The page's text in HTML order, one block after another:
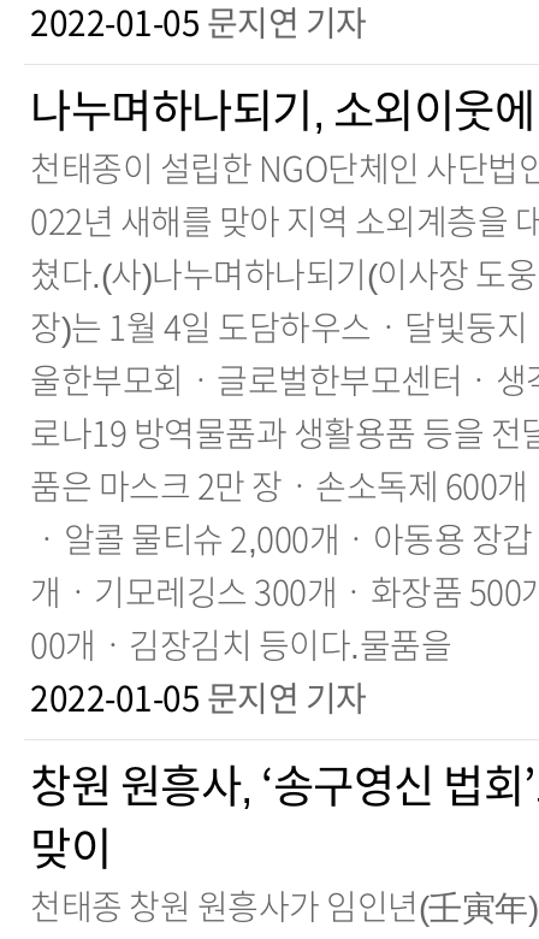
2022-01-05 문지연 기자
나누며하나되기, 소외이웃
천태종이 설립한 NGO단체인 사단법
022년 새해를 맞아 지역 소외계층을
쳤다.(사)나누며하나되기(이사장 도
장)는 1월 4일 도담하우스ㆍ달빛둥
울한부모회ㆍ글로벌한부모센터ㆍ생
로나19 방역물품과 생활용품 등을 전
품은 마스크 2만 장ㆍ손소독제 600
ㆍ알콜 물티슈 2,000개ㆍ아동용 장
개ㆍ기모레깅스 300개ㆍ화장품 500
00개ㆍ김장김치 등이다.물품을
2022-01-05 문지연 기자
창원 원흥사, ‘송구영신 법회
맞이
천태종 창원 원흥사가 임인년(壬寅年